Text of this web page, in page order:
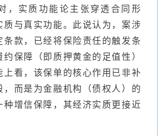
，实质功能论主张穿透合同形
质与真实功能。此说认为，案涉
条款，已经将保险责任的触发条
保障（即质押黄金的足值性）
上看，该保单的核心作用已非补
，而是为金融机构（债权人）的
种增信保障，其经济实质更接近